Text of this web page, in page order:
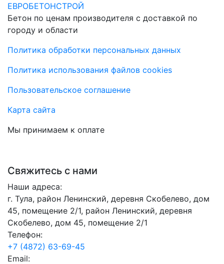
ЕВРОБЕТОНСТРОЙ
Бетон по ценам производителя с доставкой по
городу и области
Политика обработки персональных данных
Политика использования файлов cookies
Пользовательское соглашение
Карта сайта
Мы принимаем к оплате
Свяжитесь с нами
Наши адреса:
г. Тула, район Ленинский, деревня Скобелево, дом
45, помещение 2/1, район Ленинский, деревня
Скобелево, дом 45, помещение 2/1
Телефон:
+7 (4872) 63-69-45
Email: